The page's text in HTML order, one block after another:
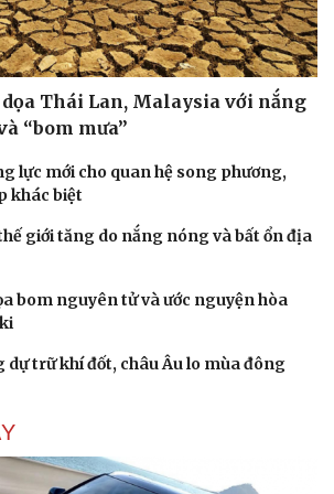
Podcast
Cửa sổ tình yêu
Thái Lan, Malaysia với nắng
“bom mưa”
lực mới cho quan hệ song phương,
khác biệt
giới tăng do nắng nóng và bất ổn địa
bom nguyên tử và ước nguyện hòa
dự trữ khí đốt, châu Âu lo mùa đông